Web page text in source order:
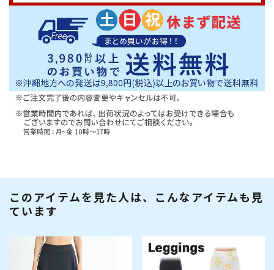
このアイテムを見た人は、こんなアイテムも見
ています